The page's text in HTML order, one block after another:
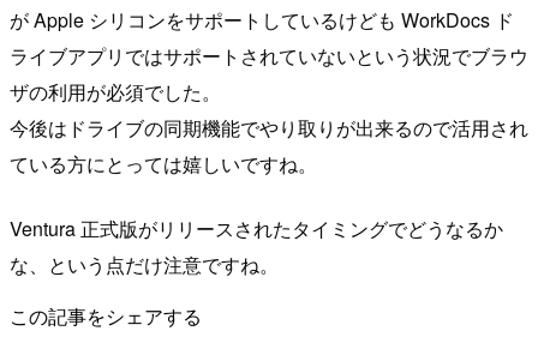
が Apple シリコンをサポートしているけども WorkDocs ド
ライブアプリではサポートされていないという状況でブラウ
ザの利用が必須でした。
今後はドライブの同期機能でやり取りが出来るので活用され
ている方にとっては嬉しいですね。
Ventura 正式版がリリースされたタイミングでどうなるか
な、という点だけ注意ですね。
この記事をシェアする